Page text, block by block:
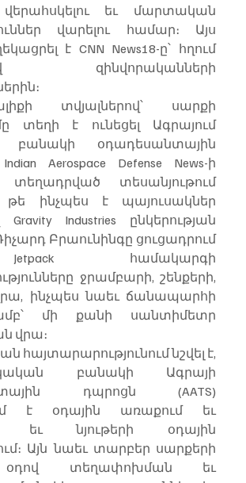
եւ մարտական
վարելու համար։ Այս
է CNN News18-ը՝ հղում
զինվորականների
տվյալներով՝ սարքի
տեղի է ունեցել Ագրայում
բանակի օդադեսանտային
Aerospace Defense News-ի
տեղադրված տեսանյութում
թե ինչպես է պայուսակներ
Industries ընկերության
Բրաունինգը ցուցադրում
համակարգի
ջրամբարի, շենքերի,
ինչպես նաեւ ճանապարհի
մի քանի սանտիմետր
վրա։
հայտարարությունում նշվել է,
բանակի Ագրայի
դպրոցն (AATS)
է օդային առաքում եւ
եւ նյութերի օդային
Այն նաեւ տարբեր սարքերի
օդով տեղափոխման եւ